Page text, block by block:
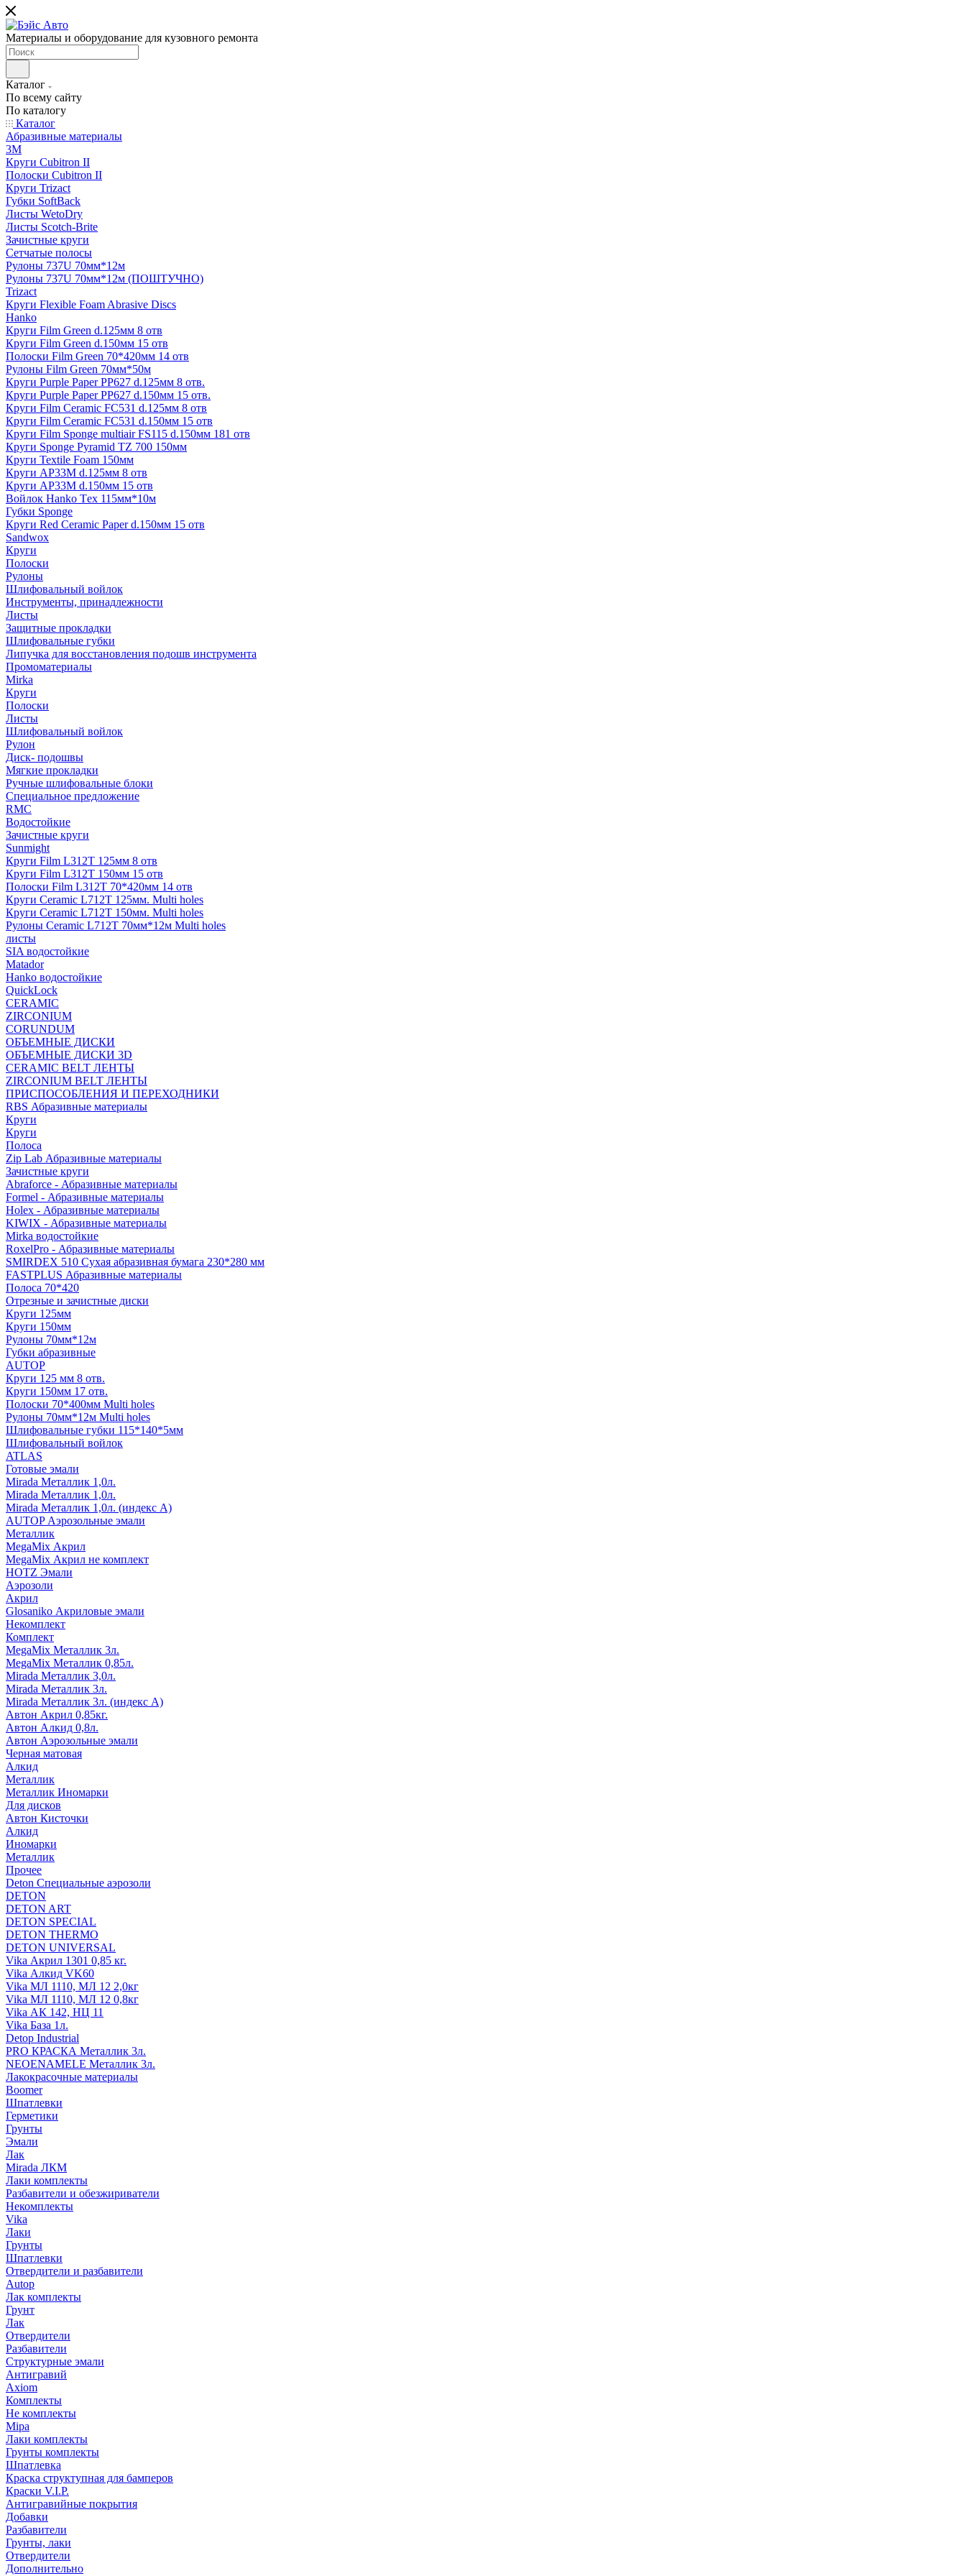
Материалы и оборудование для кузовного ремонта
Каталог
По всему сайту
По каталогу
Каталог
Абразивные материалы
3M
Круги Cubitron II
Полоски Cubitron II
Круги Trizact
Губки SoftBack
Листы WetoDry
Листы Scotch-Brite
Зачистные круги
Сетчатые полосы
Рулоны 737U 70мм*12м
Рулоны 737U 70мм*12м (ПОШТУЧНО)
Trizact
Круги Flexible Foam Abrasive Discs
Hanko
Круги Film Green d.125мм 8 отв
Круги Film Green d.150мм 15 отв
Полоски Film Green 70*420мм 14 отв
Рулоны Film Green 70мм*50м
Круги Purple Paper PP627 d.125мм 8 отв.
Круги Purple Paper PP627 d.150мм 15 отв.
Круги Film Ceramic FC531 d.125мм 8 отв
Круги Film Ceramic FC531 d.150мм 15 отв
Круги Film Sponge multiair FS115 d.150мм 181 отв
Круги Sponge Pyramid TZ 700 150мм
Круги Textile Foam 150мм
Круги AP33M d.125мм 8 отв
Круги AP33M d.150мм 15 отв
Войлок Hanko Tех 115мм*10м
Губки Sponge
Круги Red Ceramic Paper d.150мм 15 отв
Sandwox
Круги
Полоски
Рулоны
Шлифовальный войлок
Инструменты, принадлежности
Листы
Защитные прокладки
Шлифовальные губки
Липучка для восстановления подошв инструмента
Промоматериалы
Mirka
Круги
Полоски
Листы
Шлифовальный войлок
Рулон
Диск- подошвы
Мягкие прокладки
Ручные шлифовальные блоки
Специальное предложение
RMC
Водостойкие
Зачистные круги
Sunmight
Круги Film L312T 125мм 8 отв
Круги Film L312T 150мм 15 отв
Полоски Film L312T 70*420мм 14 отв
Круги Ceramic L712T 125мм. Multi holes
Круги Ceramic L712T 150мм. Multi holes
Рулоны Ceramic L712T 70мм*12м Multi holes
листы
SIA водостойкие
Matador
Hanko водостойкие
QuickLock
CERAMIC
ZIRCONIUM
СORUNDUM
ОБЪЕМНЫЕ ДИСКИ
ОБЪЕМНЫЕ ДИСКИ 3D
CERAMIC BELT ЛЕНТЫ
ZIRCONIUM BELT ЛЕНТЫ
ПРИСПОСОБЛЕНИЯ И ПЕРЕХОДНИКИ
RBS Абразивные материалы
Круги
Круги
Полоса
Zip Lab Абразивные материалы
Зачистные круги
Abraforce - Абразивные материалы
Formel - Абразивные материалы
Holex - Абразивные материалы
KIWIX - Абразивные материалы
Mirka водостойкие
RoxelPro - Абразивные материалы
SMIRDEX 510 Сухая абразивная бумага 230*280 мм
FASTPLUS Абразивные материалы
Полоса 70*420
Отрезные и зачистные диски
Круги 125мм
Круги 150мм
Рулоны 70мм*12м
Губки абразивные
AUTOP
Круги 125 мм 8 отв.
Круги 150мм 17 отв.
Полоски 70*400мм Multi holes
Рулоны 70мм*12м Multi holes
Шлифовальные губки 115*140*5мм
Шлифовальный войлок
ATLAS
Готовые эмали
Mirada Металлик 1,0л.
Mirada Металлик 1,0л.
Mirada Металлик 1,0л. (индекс А)
AUTOP Аэрозольные эмали
Металлик
MegaMix Акрил
MegaMix Акрил не комплект
HOTZ Эмали
Аэрозоли
Акрил
Glosaniko Акриловые эмали
Некомплект
Комплект
MegaMix Металлик 3л.
MegaMix Металлик 0,85л.
Mirada Металлик 3,0л.
Mirada Металлик 3л.
Mirada Металлик 3л. (индекс А)
Автон Акрил 0,85кг.
Автон Алкид 0,8л.
Автон Аэрозольные эмали
Черная матовая
Алкид
Металлик
Металлик Иномарки
Для дисков
Автон Кисточки
Алкид
Иномарки
Металлик
Прочее
Deton Специальные аэрозоли
DETON
DETON ART
DETON SPECIAL
DETON THERMO
DETON UNIVERSAL
Vika Акрил 1301 0,85 кг.
Vika Алкид VK60
Vika МЛ 1110, МЛ 12 2,0кг
Vika МЛ 1110, МЛ 12 0,8кг
Vika АК 142, НЦ 11
Vika База 1л.
Detop Industrial
PRO КРАСКА Металлик 3л.
NEOENAMELE Металлик 3л.
Лакокрасочные материалы
Boomer
Шпатлевки
Герметики
Грунты
Эмали
Лак
Mirada ЛКМ
Лаки комплекты
Разбавители и обезжириватели
Некомплекты
Vika
Лаки
Грунты
Шпатлевки
Отвердители и разбавители
Autop
Лак комплекты
Грунт
Лак
Отвердители
Разбавители
Структурные эмали
Антигравий
Axiom
Комплекты
Не комплекты
Mipa
Лаки комплекты
Грунты комплекты
Шпатлевка
Краска структупная для бамперов
Краски V.I.P.
Антигравийные покрытия
Добавки
Разбавители
Грунты, лаки
Отвердители
Дополнительно